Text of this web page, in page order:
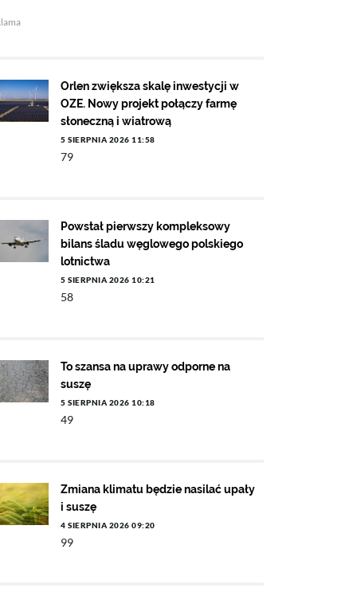
Orlen zwiększa skalę inwestycji w
OZE. Nowy projekt połączy farmę
słoneczną i wiatrową
5 SIERPNIA 2026 11:58
79
Powstał pierwszy kompleksowy
bilans śladu węglowego polskiego
lotnictwa
5 SIERPNIA 2026 10:21
58
To szansa na uprawy odporne na
suszę
5 SIERPNIA 2026 10:18
49
Zmiana klimatu będzie nasilać upały
i suszę
4 SIERPNIA 2026 09:20
99